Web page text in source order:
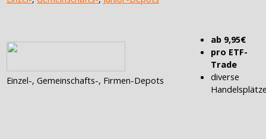
Einzel-, Gemeinschafts-, Firmen-Depots
ab 9,95€
pro ETF-
Trade
diverse